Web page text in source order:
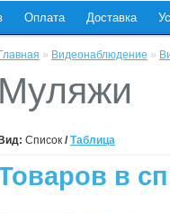
Оплата Доставка
Главная » Видеонаблюдение »
Муляжи
Вид: Список / Таблица
в